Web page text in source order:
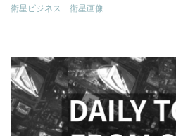
衛星ビジネス
衛星画像